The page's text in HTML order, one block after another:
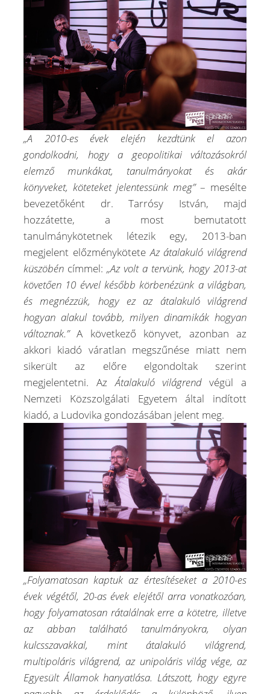
„A 2010-es évek elején kezdtünk el azon
gondolkodni, hogy a geopolitikai változásokról
elemző munkákat, tanulmányokat és akár
könyveket, köteteket jelentessünk meg”– mesélte
bevezetőként dr. Tarrósy István, majd
hozzátette, a most bemutatott
tanulmánykötetnek létezik egy, 2013-ban
megjelent előzményköteteAz átalakuló világrend
küszöbén címmel: „Az volt a tervünk, hogy 2013-at
követően 10 évvel később körbenézünk a világban,
és megnézzük, hogy ez az átalakuló világrend
hogyan alakul tovább, milyen dinamikák hogyan
változnak.”A következő könyvet, azonban az
akkori kiadó váratlan megszűnése miatt nem
sikerült az előre elgondoltak szerint
megjelentetni. AzÁtalakuló világrendvégül a
Nemzeti Közszolgálati Egyetem által indított
kiadó, a Ludovika gondozásában jelent meg.
„Folyamatosan kaptuk az értesítéseket a 2010-es
évek végétől, 20-as évek elejétől arra vonatkozóan,
hogy folyamatosan rátalálnak erre a kötetre, illetve
az abban található tanulmányokra, olyan
kulcsszavakkal, mint átalakuló világrend,
multipoláris világrend, az unipoláris világ vége, az
Egyesült Államok hanyatlása. Látszott, hogy egyre